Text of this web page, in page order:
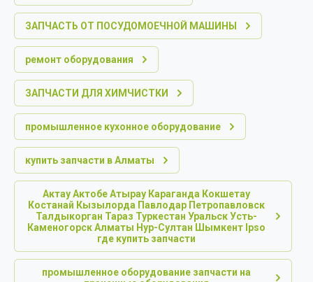
ЗАПЧАСТЬ ОТ ПОСУДОМОЕЧНОЙ МАШИНЫ
ремонт оборудования
ЗАПЧАСТИ ДЛЯ ХИМЧИСТКИ
промышленное кухонное оборудование
купить запчасти в Алматы
Актау Актобе Атырау Караганда Кокшетау
Костанай Кызылорда Павлодар Петропавловск
Талдыкорган Тараз Туркестан Уральск Усть-
Каменогорск Алматы Нур-Султан Шымкент Ipso
где купить запчасти
промышленное оборудование запчасти на